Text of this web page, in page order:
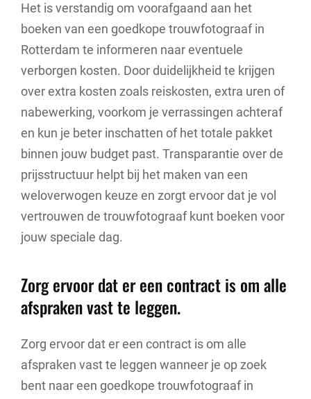
Het is verstandig om voorafgaand aan het
boeken van een goedkope trouwfotograaf in
Rotterdam te informeren naar eventuele
verborgen kosten. Door duidelijkheid te krijgen
over extra kosten zoals reiskosten, extra uren of
nabewerking, voorkom je verrassingen achteraf
en kun je beter inschatten of het totale pakket
binnen jouw budget past. Transparantie over de
prijsstructuur helpt bij het maken van een
weloverwogen keuze en zorgt ervoor dat je vol
vertrouwen de trouwfotograaf kunt boeken voor
jouw speciale dag.
Zorg ervoor dat er een contract is om alle
afspraken vast te leggen.
Zorg ervoor dat er een contract is om alle
afspraken vast te leggen wanneer je op zoek
bent naar een goedkope trouwfotograaf in